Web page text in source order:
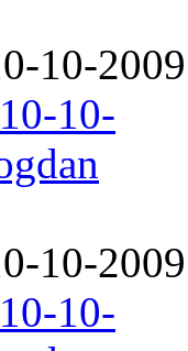
10-2009
10-2009